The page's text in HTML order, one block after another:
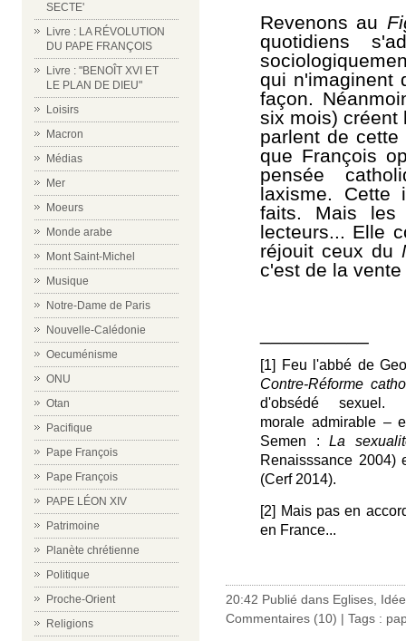
SECTE'
Livre : LA RÉVOLUTION
DU PAPE FRANÇOIS
Livre : "BENOÎT XVI ET
LE PLAN DE DIEU"
Loisirs
Macron
Médias
Mer
Moeurs
Monde arabe
Mont Saint-Michel
Musique
Notre-Dame de Paris
Nouvelle-Calédonie
Oecuménisme
ONU
Otan
Pacifique
Pape François
Pape François
PAPE LÉON XIV
Patrimoine
Planète chrétienne
Politique
Proche-Orient
Religions
Revenons au
quotidiens
qui n'imaginent
façon.
six mois) créent
parlent de
que François
pensée
laxisme. Cette
faits. Mais les
lecteurs... Elle
réjouit ceux du
c'est de la
[1] Feu l'abbé de
Contre-Réforme
d'obsédé
morale admirable –
Semen :La
Renaisssance 2004)
(Cerf 2014).
[2] Mais pas en
en France...
20:42 Publié dans Eglises
Commentaires (10) | Tags :